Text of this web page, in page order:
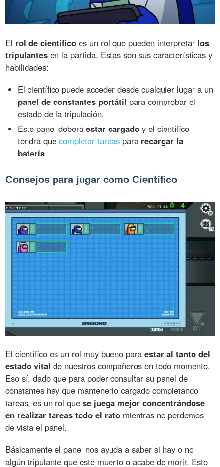
El rol de científico es un rol que pueden interpretar los
tripulantes en la partida. Estas son sus características y
habilidades:
El científico puede acceder desde cualquier lugar a un
panel de constantes portátil para comprobar el
estado de la tripulación.
Este panel deberáestar cargado y el científico
tendrá quecompletar tareas para recargar la
batería.
Consejos para jugar como Científico
El científico es un rol muy bueno paraestar al tanto del
estado vital de nuestros compañeros en todo momento.
Eso sí, dado que para poder consultar su panel de
constantes hay que mantenerlo cargado completando
tareas, es un rol quese juega mejor concentrándose
en realizar tareas todo el rato mientras no perdemos
de vista el panel.
Básicamente el panel nos ayuda a saber si hay o no
algún tripulante que esté muerto o acabe de morir. Esto